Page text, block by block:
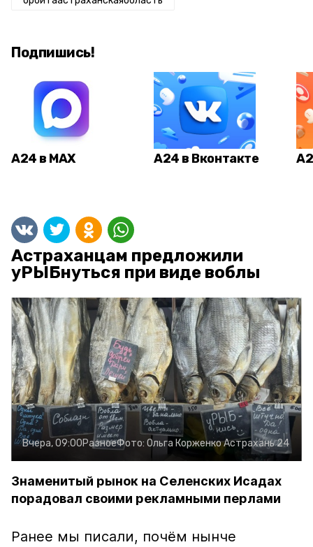
Подпишись!
А24 в MAX А24 в Вконтакте
Астраханцам предложили
уРЫБнуться при виде воблы
Вчера, 09:00РазноеФото: Ольга КорженкоАстрахань 24
Знаменитый рынок на Селенских Исадах
порадовал своими рекламными перлами
Ранее мы писали, почём нынче